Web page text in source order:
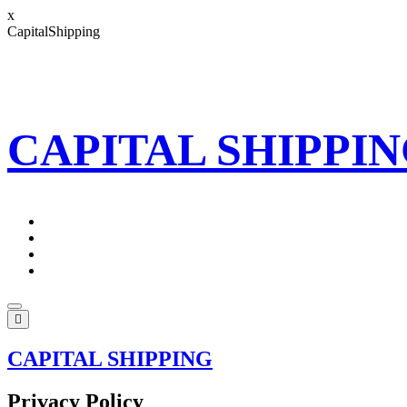
x
CapitalShipping
CAPITAL
CAPITAL SHIPPING
Privacy Policy